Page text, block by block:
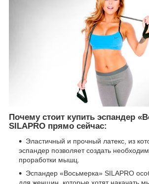
Почему стоит купить эспандер
SILAPRO прямо сейчас:
Эластичный и прочный латекс, из
эспандер позволяет создать
проработки мышц.
Эспандер «Восьмерка» SILAPRO
для женщин, которые хотят накачать